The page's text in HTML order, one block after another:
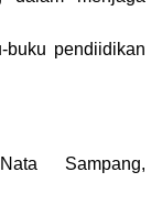
buku pendiidikan
Sampang,